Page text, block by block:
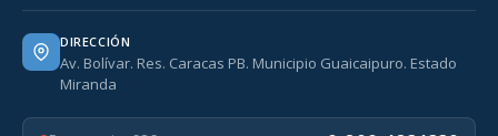
DIRECCIÓN
Av. Bolívar. Res. Caracas PB. Municipio Guaicaipuro. Estado
Miranda